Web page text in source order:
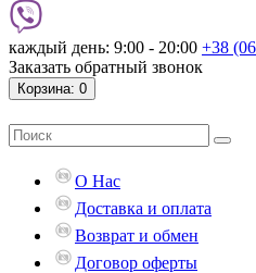
каждый день: 9:00 - 20:00 +38
Заказать обратный звонок
Корзина: 0
О Нас
Доставка и оплата
Возврат и обмен
Договор оферты